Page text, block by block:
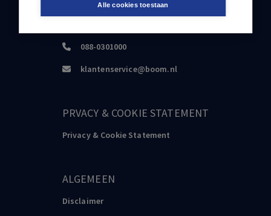
Alle cookies toestaan
088-0301000
klantenservice@boom.nl
PRVACY & COOKIE STATEMENT
Privacy & Cookie Statement
ALGEMEEN
Disclaimer